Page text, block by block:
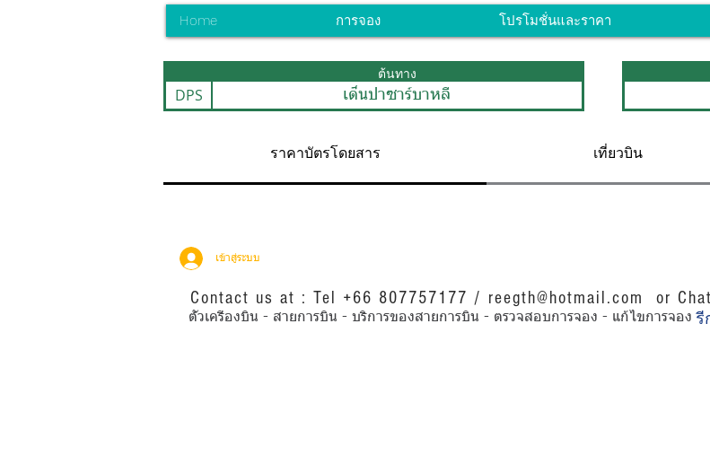
Home การจอง โปรโมชั่นและราคา
ต้นทาง
DPS เด็นปาซาร์บาหลี
ราคาบัตรโดยสาร เที่ยวบิน
เข้าสู่ระบบ
Contact us at : Tel +66 807757177 / reegth@hotmail.com or
ตั๋วเครื่องบิน - สายการบิน - บริการของสายการบิน - ตรวจสอบการจอง - แก้ไขการจอง รี